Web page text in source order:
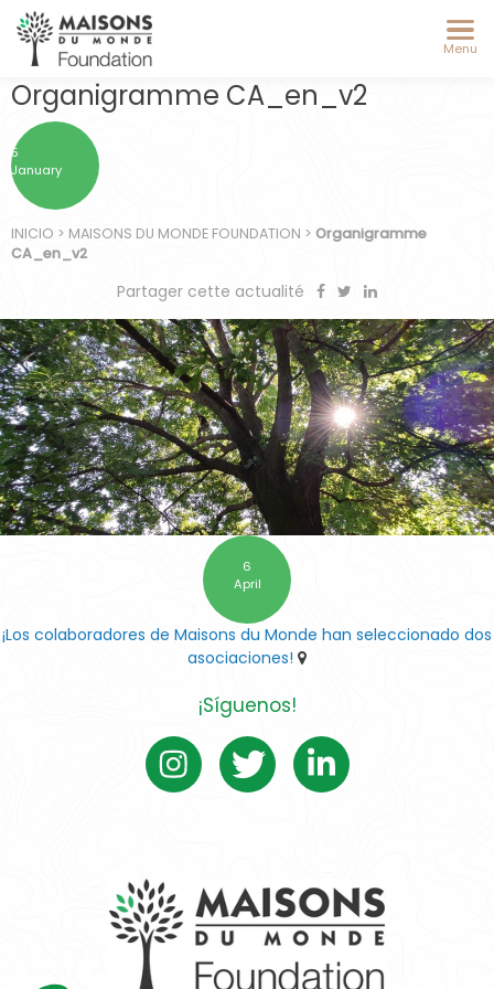
Menu
Organigramme CA_en_v2
5
January
INICIO > MAISONS DU MONDE FOUNDATION > Organigramme
CA_en_v2
Partager cette actualité
6
April
¡Los colaboradores de Maisons du Monde han seleccionado dos
asociaciones!
¡Síguenos!